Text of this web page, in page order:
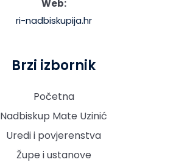
Web:
ri-nadbiskupija.hr
Brzi izbornik
Početna
Nadbiskup Mate Uzinić
Uredi i povjerenstva
Župe i ustanove